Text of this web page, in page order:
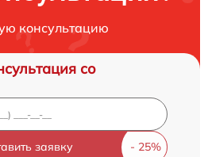
консультацию
со
заявку